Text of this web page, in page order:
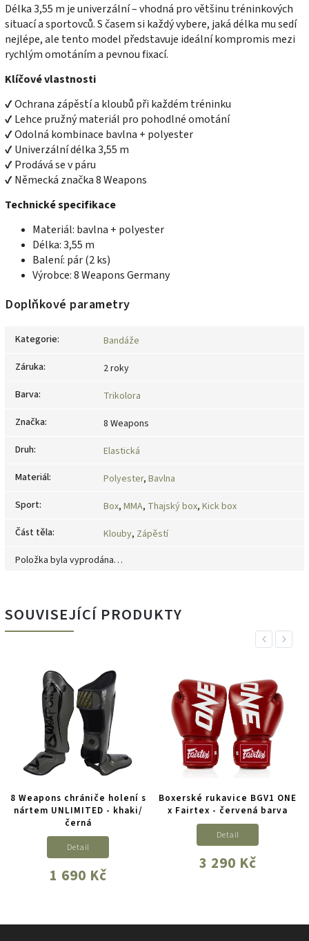
Délka 3,55 m je univerzální – vhodná pro většinu tréninkových
situací a sportovců. S časem si každý vybere, jaká délka mu sedí
nejlépe, ale tento model představuje ideální kompromis mezi
rychlým omotáním a pevnou fixací.
Klíčové vlastnosti
✔ Ochrana zápěstí a kloubů při každém tréninku
✔ Lehce pružný materiál pro pohodlné omotání
✔ Odolná kombinace bavlna + polyester
✔ Univerzální délka 3,55 m
✔ Prodává se v páru
✔ Německá značka 8 Weapons
Technické specifikace
Materiál: bavlna + polyester
Délka: 3,55 m
Balení: pár (2 ks)
Výrobce: 8 Weapons Germany
Doplňkové parametry
Kategorie:
Bandáže
Záruka:
2 roky
Barva:
Trikolora
Značka:
8 Weapons
Druh:
Elastická
Materiál: Polyester, Bavlna
Sport: Box, MMA, Thajský box, Kick box
Část těla: Klouby, Zápěstí
Položka byla vyprodána…
SOUVISEJÍCÍ PRODUKTY
Previous
8 Weapons chrániče holení s
nártem UNLIMITED - khaki/
černá
1 690 Kč
Detail
Boxerské rukavice BGV1 ONE
x Fairtex - červená barva
3 290 Kč
Detail
Next